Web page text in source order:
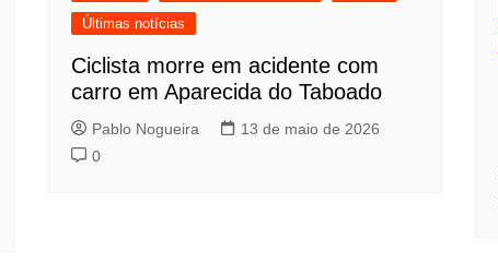
Últimas notícias
Ciclista morre em acidente com
carro em Aparecida do Taboado
Pablo Nogueira
13 de maio de 2026
0